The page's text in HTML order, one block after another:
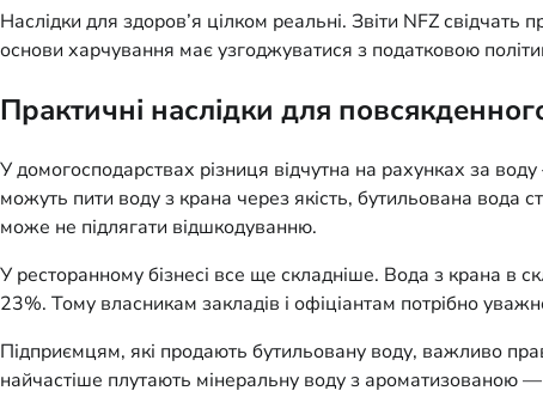
Наслідки для здоров’я цілком реальні. Звіти NFZ
основи харчування має узгоджуватися з податковою
Практичні наслідки для
У домогосподарствах різниця відчутна на рахунках за
можуть пити воду з крана через якість, бутильована
може не підлягати відшкодуванню.
У ресторанному бізнесі все ще складніше. Вода з крана в
23%. Тому власникам закладів і офіціантам потрібно
Підприємцям, які продають бутильовану воду, важливо
найчастіше плутають мінеральну воду з ароматизованою